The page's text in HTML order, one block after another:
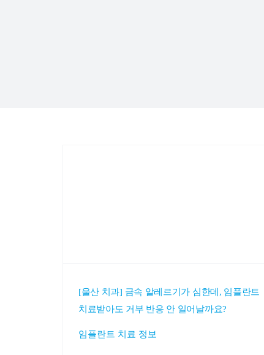
[울산 치과] 금속 알레르기가 심한데, 임플란트
치료받아도 거부 반응 안 일어날까요?
임플란트 치료 정보